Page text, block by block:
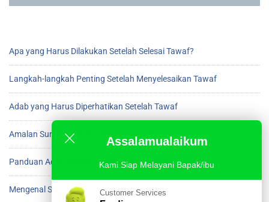
Apa yang Harus Dilakukan Setelah Selesai Tawaf?
Langkah-langkah Penting Setelah Menyelesaikan Tawaf
Adab yang Harus Diperhatikan Setelah Tawaf
Amalan Sunnah Setelah Beres Tawaf di Ka’bah
Panduan Adab Setelah Menyelesaikan Tawaf
Mengenal Scam Umroh dan Cara Menghindarinya
Assalamualaikum
Kami Siap Melayani Bapak/ibu
Customer Services